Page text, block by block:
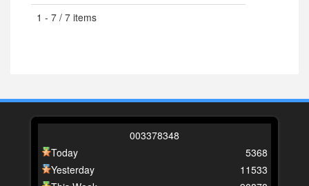
1 - 7 / 7 items
003378348
Today
Yesterday
5368
11533